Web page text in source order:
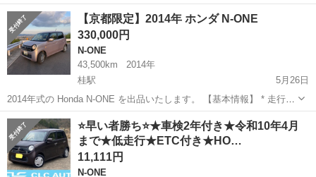
ック） ハッチバック 軽自動車 本体価格 950,000円 支払総額
1,050,000円 年式(初度登録年):2012(H24) 走行距離...
京都 亀岡市 N-ONE ツアラー
【京都限定】2014年 ホンダ N-ONE
330,000円
N-ONE
43,500km
2014年
桂駅
5月26日
2014年式の Honda N-ONE を出品いたします。 【基本情報】 * 走行距
離：43,500km * 車検：令和10年4月まで * カラー：ピンク * 禁煙車
【装備】 * バックカメラ * ナビ * CD ...
京都 京都市 桂駅 N-ONE 走行距離
⭐️早い者勝ち⭐️★車検2年付き★令和10年4月
まで★低走行★ETC付き★HO…
11,111円
N-ONE